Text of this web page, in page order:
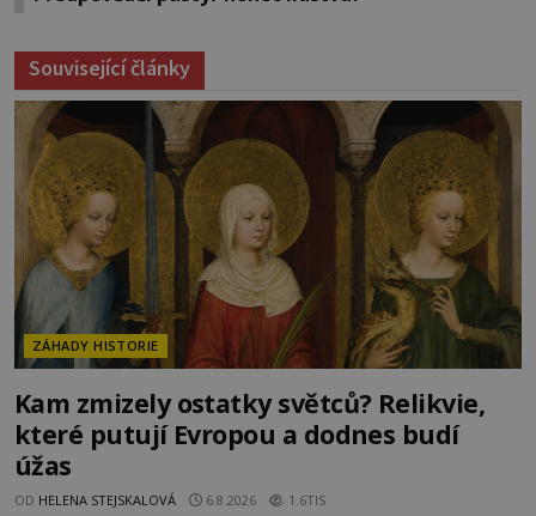
Související články
ZÁHADY HISTORIE
Kam zmizely ostatky světců? Relikvie,
které putují Evropou a dodnes budí
úžas
OD HELENA STEJSKALOVÁ 6.8.2026 1.6TIS